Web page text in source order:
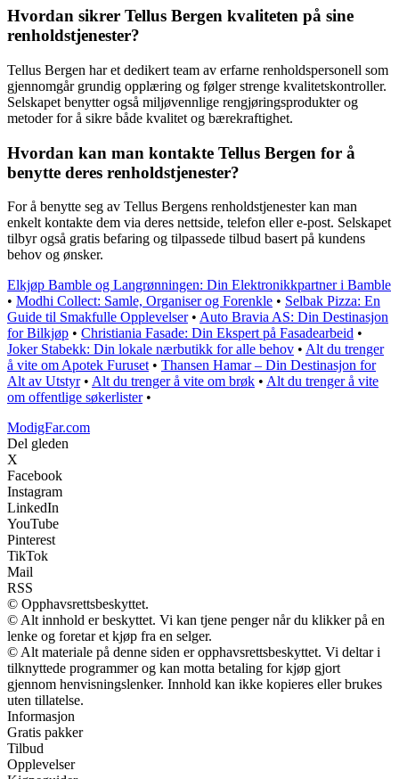
Hvordan sikrer Tellus Bergen kvaliteten på sine
renholdstjenester?
Tellus Bergen har et dedikert team av erfarne renholdspersonell som
gjennomgår grundig opplæring og følger strenge kvalitetskontroller.
Selskapet benytter også miljøvennlige rengjøringsprodukter og
metoder for å sikre både kvalitet og bærekraftighet.
Hvordan kan man kontakte Tellus Bergen for å
benytte deres renholdstjenester?
For å benytte seg av Tellus Bergens renholdstjenester kan man
enkelt kontakte dem via deres nettside, telefon eller e-post. Selskapet
tilbyr også gratis befaring og tilpassede tilbud basert på kundens
behov og ønsker.
Elkjøp Bamble og Langrønningen: Din Elektronikkpartner i Bamble
• Modhi Collect: Samle, Organiser og Forenkle • Selbak Pizza: En
Guide til Smakfulle Opplevelser• Auto Bravia AS: Din Destinasjon
for Bilkjøp • Christiania Fasade: Din Ekspert på Fasadearbeid •
Joker Stabekk: Din lokale nærbutikk for alle behov • Alt du trenger
å vite om Apotek Furuset • Thansen Hamar – Din Destinasjon for
Alt av Utstyr• Alt du trenger å vite om brøk • Alt du trenger å vite
om offentlige søkerlister•
ModigFar.com
Del gleden
X
Facebook
Instagram
LinkedIn
YouTube
Pinterest
TikTok
Mail
RSS
© Opphavsrettsbeskyttet.
© Alt innhold er beskyttet. Vi kan tjene penger når du klikker på en
lenke og foretar et kjøp fra en selger.
© Alt materiale på denne siden er opphavsrettsbeskyttet. Vi deltar i
tilknyttede programmer og kan motta betaling for kjøp gjort
gjennom henvisningslenker. Innhold kan ikke kopieres eller brukes
uten tillatelse.
Informasjon
Gratis pakker
Tilbud
Opplevelser